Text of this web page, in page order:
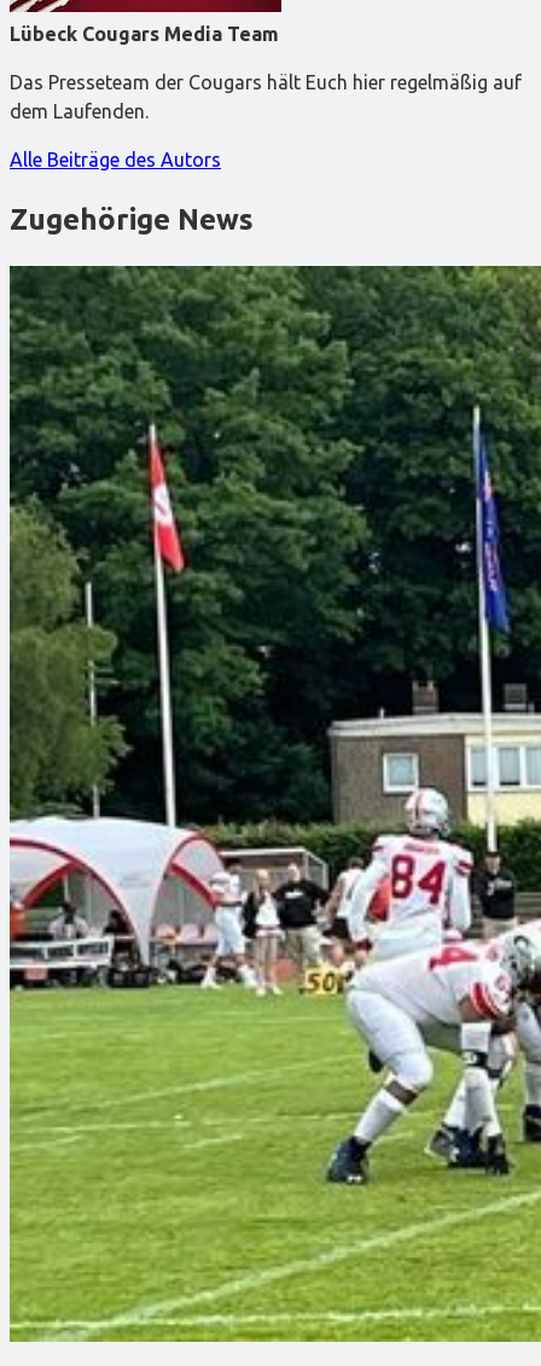
Lübeck Cougars Media Team
Das Presseteam der Cougars hält Euch hier regelmäßig auf
dem Laufenden.
Alle Beiträge des Autors
Zugehörige News